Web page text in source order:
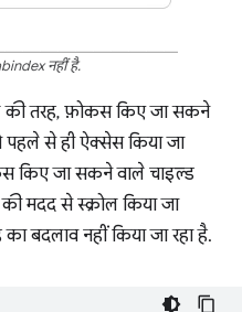
नहीं है.
की तरह, फ़ोकस किए जा सकने
पहले से ही ऐक्सेस किया जा
किए जा सकने वाले चाइल्ड
मदद से स्क्रोल किया जा
बदलाव नहीं किया जा रहा है.